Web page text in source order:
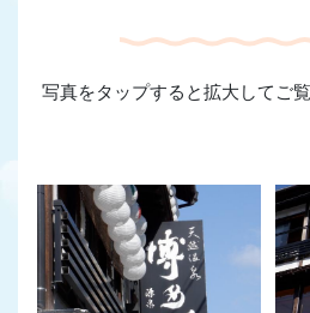
写真をタップすると拡大してご覧